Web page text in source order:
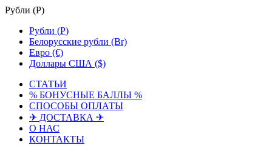
Рубли (Р)
Рубли (Р)
Белорусские рубли (Br)
Евро (€)
Доллары США ($)
СТАТЬИ
% БОНУСНЫЕ БАЛЛЫ %
СПОСОБЫ ОПЛАТЫ
✈ ДОСТАВКА ✈
О НАС
КОНТАКТЫ